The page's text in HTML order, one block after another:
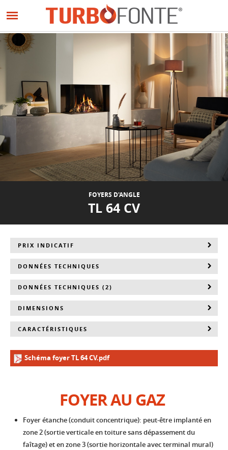
au
principal
FOYERS D'ANGLE
TL 64 CV
FOYER AU GAZ
Foyer étanche (conduit concentrique): peut-être implanté en
zone 2 (sortie verticale en toiture sans dépassement du
faîtage) et en zone 3 (sortie horizontale avec terminal mural)
PRIX INDICATIF
DONNÉES TECHNIQUES
DONNÉES TECHNIQUES (2)
DIMENSIONS
CARACTÉRISTIQUES
Schéma foyer TL 64 CV.pdf
Panneau de gestion des cookies